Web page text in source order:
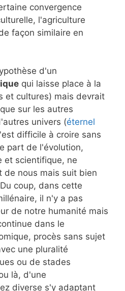
convergence
l'agriculture
façon similaire en
d'un
qui laisse place à la
et cultures) mais devrait
sur les autres
univers (éternel
difficile à croire sans
part de l'évolution,
et scientifique, ne
de nous mais suit bien
coup, dans cette
il n'y a pas
de notre humanité mais
dans le
procès sans sujet
une pluralité
ou de stades
là, d'une
diverse s'y adaptant